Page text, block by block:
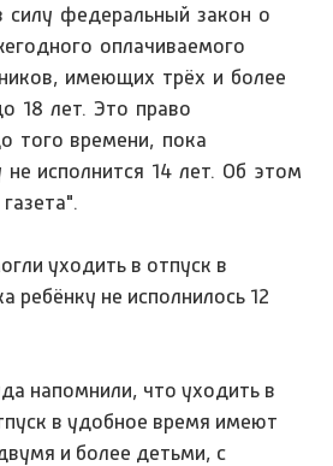
силу федеральный закон о
оплачиваемого
имеющих трёх и более
18 лет. Это право
того времени, пока
исполнится 14 лет. Об этом
уходить в отпуск в
ребёнку не исполнилось 12
напомнили, что уходить в
в удобное время имеют
и более детьми, с